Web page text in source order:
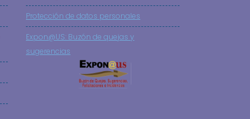
Protección de datos personales
Expon@US: Buzón de quejas y
sugerencias